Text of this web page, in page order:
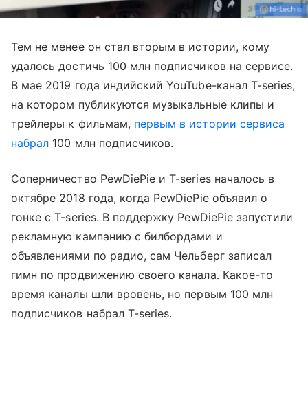
Тем не менее он стал вторым в истории, кому
удалось достичь 100 млн подписчиков на сервисе.
В мае 2019 года индийский YouTube-канал T-series,
на котором публикуются музыкальные клипы и
трейлеры к фильмам, первым в истории сервиса
набрал 100 млн подписчиков.
Соперничество PewDiePie и T-series началось в
октябре 2018 года, когда PewDiePie объявил о
гонке с T-series. В поддержку PewDiePie запустили
рекламную кампанию с билбордами и
объявлениями по радио, сам Чельберг записал
гимн по продвижению своего канала. Какое-то
время каналы шли вровень, но первым 100 млн
подписчиков набрал T-series.